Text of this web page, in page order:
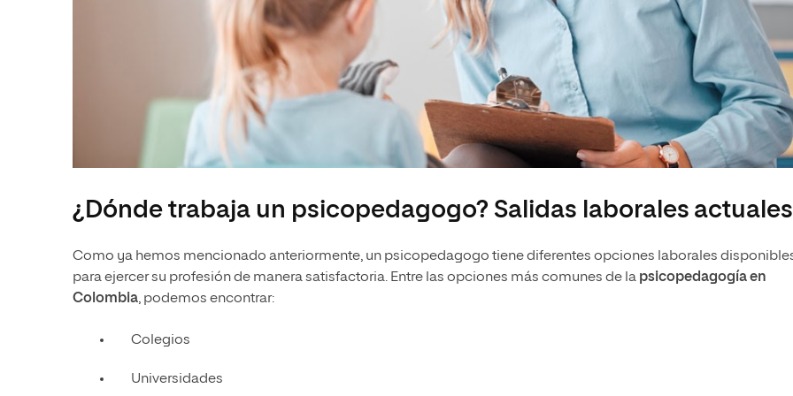
¿Dónde trabaja un psicopedagogo? Salidas laborales actuales
Como ya hemos mencionado anteriormente, un psicopedagogo tiene diferentes opciones laborales
para ejercer su profesión de manera satisfactoria. Entre las opciones más comunes de la psicopedagogía en
Colombia, podemos encontrar:
Colegios
Universidades